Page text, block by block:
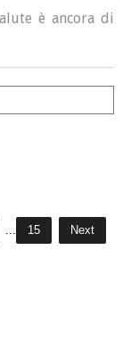
è ancora di
15 Next